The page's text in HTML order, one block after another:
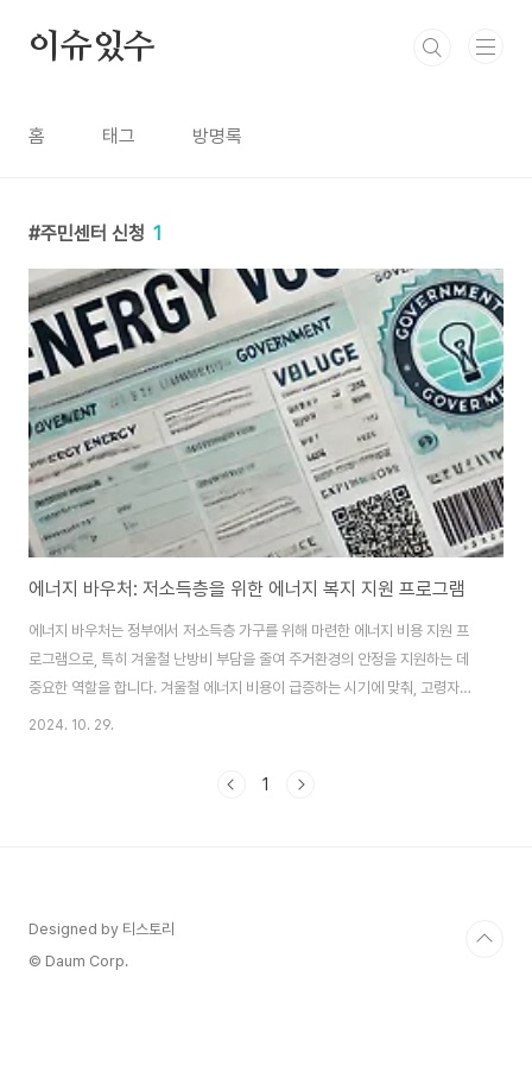
이슈있수
홈 태그 방명록
주민센터 신청 1
에너지 바우처: 저소득층을 위한 에너지 복지 지원 프로그램
에너지 바우처는 정부에서 저소득층 가구를 위해 마련한 에너지 비용 지원 프
로그램으로, 특히 겨울철 난방비 부담을 줄여 주거환경의 안정을 지원하는 데
중요한 역할을 합니다. 겨울철 에너지 비용이 급증하는 시기에 맞춰, 고령자나
영유아가 있는 취약 계층에게 실질적인 도움을 제공함으로써, 에너지 빈곤층의
사용 비용을 보조하여 경제적 부담을 경감하고, 지원 대상을 확대해 사회적 안
2024. 10. 29.
1
Designed by 티스토리
© Daum Corp.